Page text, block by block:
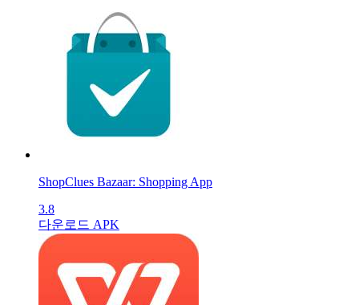
ShopClues Bazaar: Shopping App
3.8
다운로드 APK